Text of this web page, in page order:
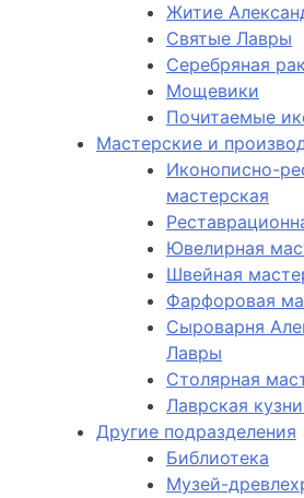
Житие
Святые Лавры
Серебряная
Мощевики
Почитаемые
Мастерские и
Иконописно-
мастерская
Ювелирная
Швейная
Фарфоровая
Сыроварня
Лавры
Столярная
Лаврская
Другие подразделения
Библиотека
Музей-